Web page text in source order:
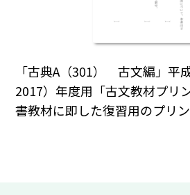
「古典A（301） 古文編」平
2017）年度用「古文教材プリ
書教材に即した復習用のプリン